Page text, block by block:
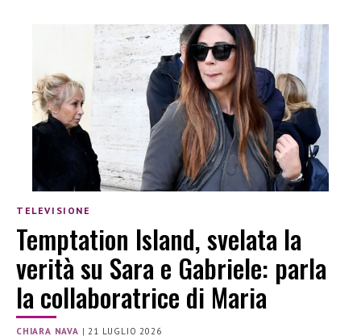
TELEVISIONE
Temptation Island, svelata la
verità su Sara e Gabriele: parla
la collaboratrice di Maria
CHIARA NAVA | 21 LUGLIO 2026